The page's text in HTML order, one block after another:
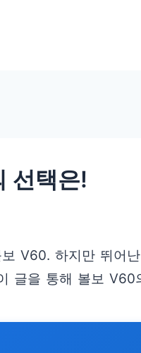
선택은!
V60. 하지만 뛰어
글을 통해 볼보